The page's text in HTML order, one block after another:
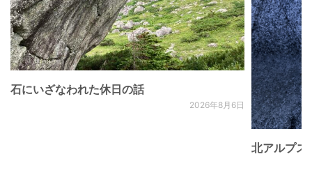
石にいざなわれた休日の話
2026年8月6日
北アルプ